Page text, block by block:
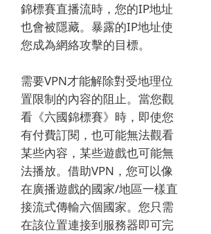
錦標賽直播流時，您的IP地址
也會被隱藏。 暴露的IP地址使
您成為網絡攻擊的目標。
需要VPN才能解除對受地理位
置限制的內容的阻止。 當您觀
看《六國錦標賽》時，即使您
有付費訂閱，也可能無法觀看
某些內容，某些遊戲也可能無
法播放。 借助VPN，您可以像
在廣播遊戲的國家/地區一樣直
接流式傳輸六個國家。 您只需
在該位置連接到服務器即可完